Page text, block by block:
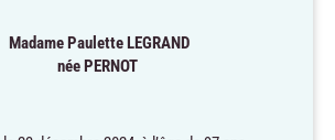
Madame Paulette LEGRAND
née PERNOT